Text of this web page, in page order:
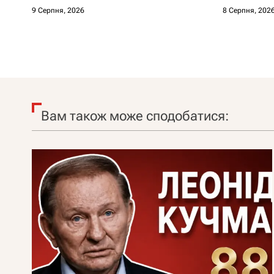
9 Серпня, 2026 8 Серпня,
Вам також може сподобатися: